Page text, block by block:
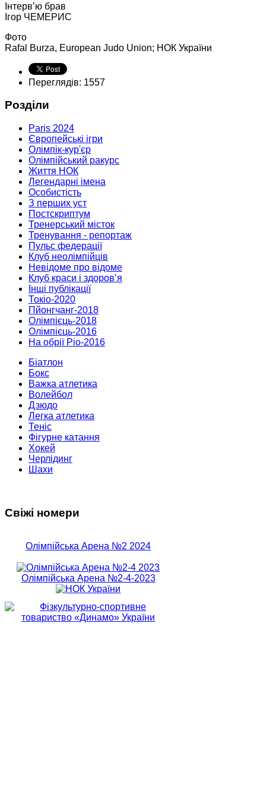
Інтерв’ю брав
Ігор ЧЕМЕРИС
Фото
Rafal Burza, European Judo Union; НОК України
Переглядів: 1557
Розділи
Paris 2024
Європейські ігри
Олімпік-кур'єр
Олімпійський ракурс
Життя НОК
Легендарні імена
Особистість
З перших уст
Постскриптум
Тренерський місток
Тренування - репортаж
Пульс федерації
Клуб неолімпійців
Невідоме про відоме
Клуб краси і здоров’я
Інші публікації
Токіо-2020
Пйонгчанг-2018
Олімпієць-2018
Олімпієць-2016
На обрії Ріо-2016
Біатлон
Бокс
Важка атлетика
Волейбол
Дзюдо
Легка атлетика
Теніс
Фігурне катання
Хокей
Черлідинг
Шахи
Свіжі номери
Олімпійська Арена №2 2024
Олімпійська Арена №2-4-2023